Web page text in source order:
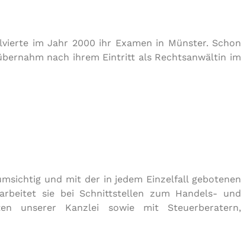
im Jahr 2000 ihr Examen in Münster. Schon
nach ihrem Eintritt als Rechtsanwältin im
und mit der in jedem Einzelfall gebotenen
sie bei Schnittstellen zum Handels- und
unserer Kanzlei sowie mit Steuerberatern,